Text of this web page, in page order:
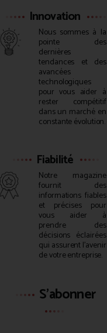
Innovation
Nous sommes à la
pointe des
dernières
tendances et des
avancées
technologiques
pour vous aider à
rester compétitif
dans un marché en
constante évolution.
Fiabilité
Notre magazine
fournit des
informations fiables
et précises pour
vous aider à
prendre des
décisions éclairées
qui assurent l’avenir
de votre entreprise.
S'abonner